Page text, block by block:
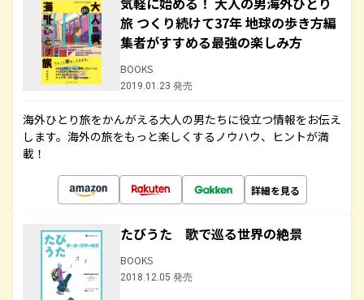
旅 つくり続けて37年 地球の歩き方編
集者がすすめる最強の楽しみ方
BOOKS
2019.01.23 発売
海外ひとり旅をかんがえる大人の男たちに役立つ情報をお伝え
します。海外の旅をもっと楽しくするノウハウ、ヒントが満
載！
詳細を見る
たびうた 歌で巡る世界の絶景
BOOKS
2018.12.05 発売